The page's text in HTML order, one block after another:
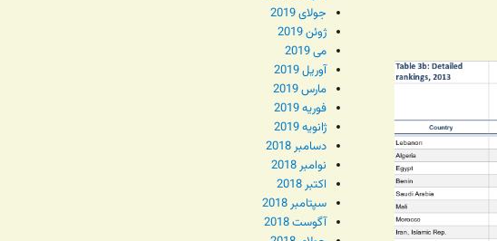
جولای 2019
ژوئن 2019
می 2019
آوریل 2019
مارس 2019
فوریه 2019
ژانویه 2019
دسامبر 2018
نوامبر 2018
اکتبر 2018
سپتامبر 2018
آگوست 2018